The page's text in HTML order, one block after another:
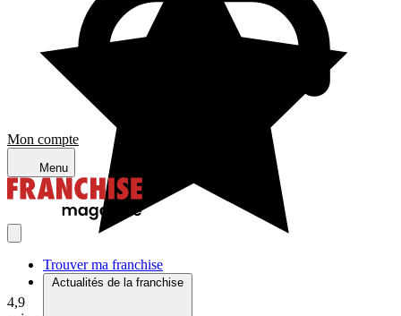
Mon compte
Menu
Trouver ma franchise
Actualités de la franchise
4,9